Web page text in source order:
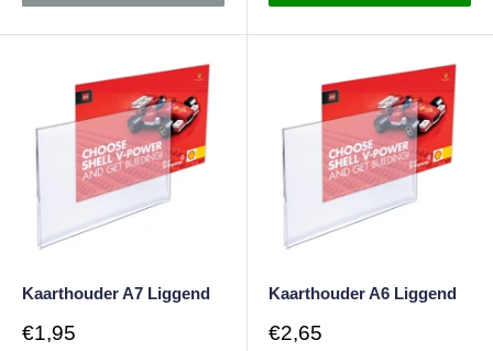
Kaarthouder A7 Liggend
Verkoopprijs
€1,95
Kaarthouder A6 Liggend
Verkoopprijs
€2,65